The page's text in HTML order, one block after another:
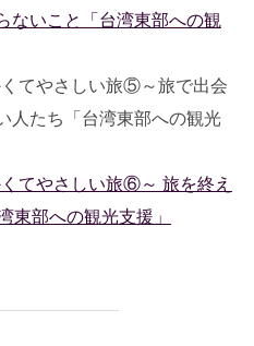
ないこと「台湾東部への観
てやさしい旅⑤～旅で出会
人たち「台湾東部への観光
てやさしい旅⑥～ 旅を終え
東部への観光支援」